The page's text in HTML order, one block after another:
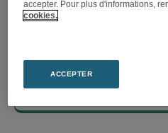
Nouvel espace de mobilité
accepter. Pour plus d'informations,
cookies.
ACCEPTER